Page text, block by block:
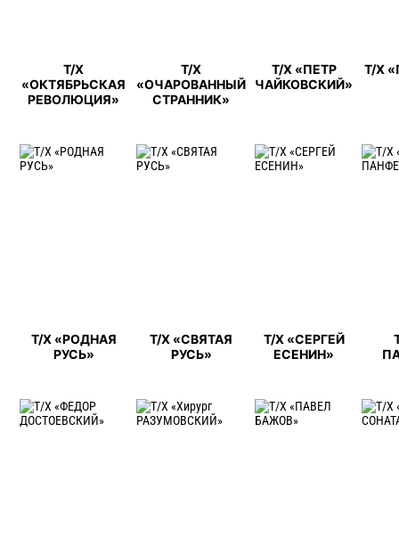
Т/Х
«ОКТЯБРЬСКАЯ
РЕВОЛЮЦИЯ»
Т/Х
«ОЧАРОВАННЫЙ
СТРАННИК»
Т/Х «ПЕТР
ЧАЙКОВСКИЙ»
Т/Х
Т/Х «РОДНАЯ
РУСЬ»
Т/Х «СВЯТАЯ
РУСЬ»
Т/Х «СЕРГЕЙ
ЕСЕНИН»